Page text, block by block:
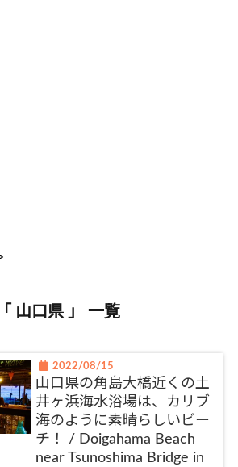
「 山口県 」 一覧
2022/08/15
山口県の角島大橋近くの土
井ヶ浜海水浴場は、カリブ
海のように素晴らしいビー
チ！ / Doigahama Beach
near Tsunoshima Bridge in